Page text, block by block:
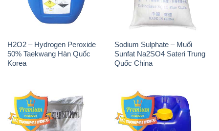
H2O2 – Hydrogen Peroxide
50% Taekwang Hàn Quốc
Korea
Sodium Sulphate – Muối
Sunfat Na2SO4 Sateri Trung
Quốc China